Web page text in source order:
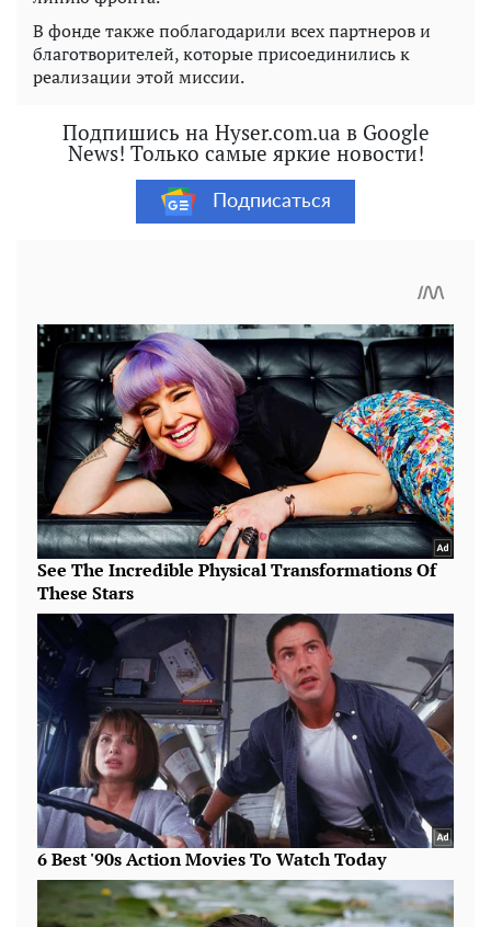
В фонде также поблагодарили всех партнеров и
благотворителей, которые присоединились к
реализации этой миссии.
Подпишись на Hyser.com.ua в Google
News! Только самые яркие новости!
Подписаться